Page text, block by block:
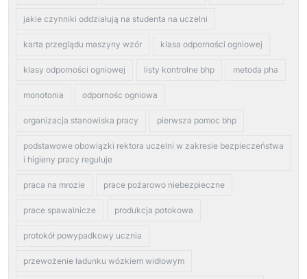
jakie czynniki oddziałują na studenta na uczelni
karta przeglądu maszyny wzór klasa odporności ogniowej
klasy odporności ogniowej listy kontrolne bhp metoda pha
monotonia odpornośc ogniowa
organizacja stanowiska pracy pierwsza pomoc bhp
podstawowe obowiązki rektora uczelni w zakresie bezpieczeństwa
i higieny pracy reguluje
praca na mrozie prace pożarowo niebezpieczne
prace spawalnicze produkcja potokowa
protokół powypadkowy ucznia
przewożenie ładunku wózkiem widłowym